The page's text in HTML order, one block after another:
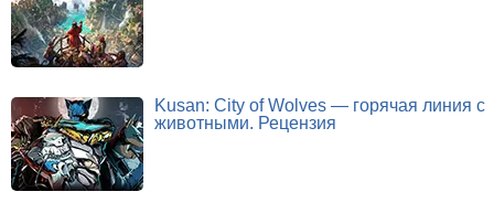
Kusan: City of Wolves — горячая линия с
животными. Рецензия